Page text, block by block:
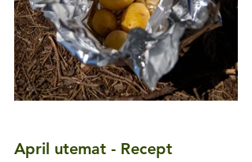
April utemat - Recept